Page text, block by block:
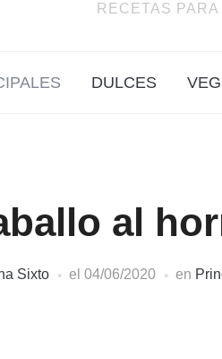
RECETAS
DULCES
al
Sixto el 04/06/2020 en